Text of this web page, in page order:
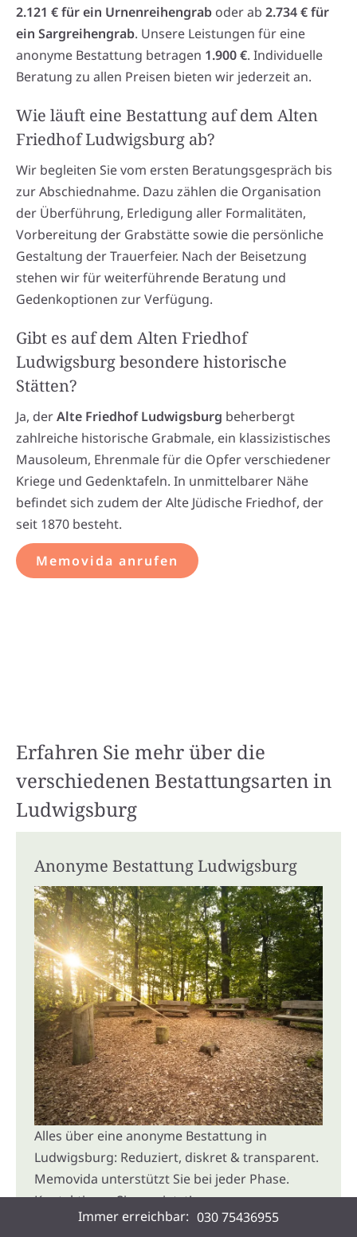
2.121 € für ein Urnenreihengrab oder ab 2.734 € für
ein Sargreihengrab. Unsere Leistungen für eine
anonyme Bestattung betragen 1.900 €. Individuelle
Beratung zu allen Preisen bieten wir jederzeit an.
Wie läuft eine Bestattung auf dem Alten
Friedhof Ludwigsburg ab?
Wir begleiten Sie vom ersten Beratungsgespräch bis
zur Abschiednahme. Dazu zählen die Organisation
der Überführung, Erledigung aller Formalitäten,
Vorbereitung der Grabstätte sowie die persönliche
Gestaltung der Trauerfeier. Nach der Beisetzung
stehen wir für weiterführende Beratung und
Gedenkoptionen zur Verfügung.
Gibt es auf dem Alten Friedhof
Ludwigsburg besondere historische
Stätten?
Ja, derAlte Friedhof Ludwigsburg beherbergt
zahlreiche historische Grabmale, ein klassizistisches
Mausoleum, Ehrenmale für die Opfer verschiedener
Kriege und Gedenktafeln. In unmittelbarer Nähe
befindet sich zudem der Alte Jüdische Friedhof, der
seit 1870 besteht.
Memovida anrufen
Erfahren Sie mehr über die
verschiedenen Bestattungsarten in
Ludwigsburg
Anonyme Bestattung Ludwigsburg
Alles über eine anonyme Bestattung in
Ludwigsburg: Reduziert, diskret & transparent.
Memovida unterstützt Sie bei jeder Phase.
Kontaktieren Sie uns jetzt!
Immer erreichbar: 030 75436955